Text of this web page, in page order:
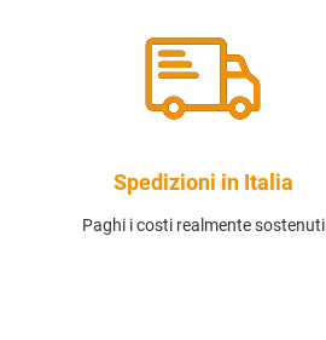
Spedizioni in Italia
Paghi i costi realmente sostenuti